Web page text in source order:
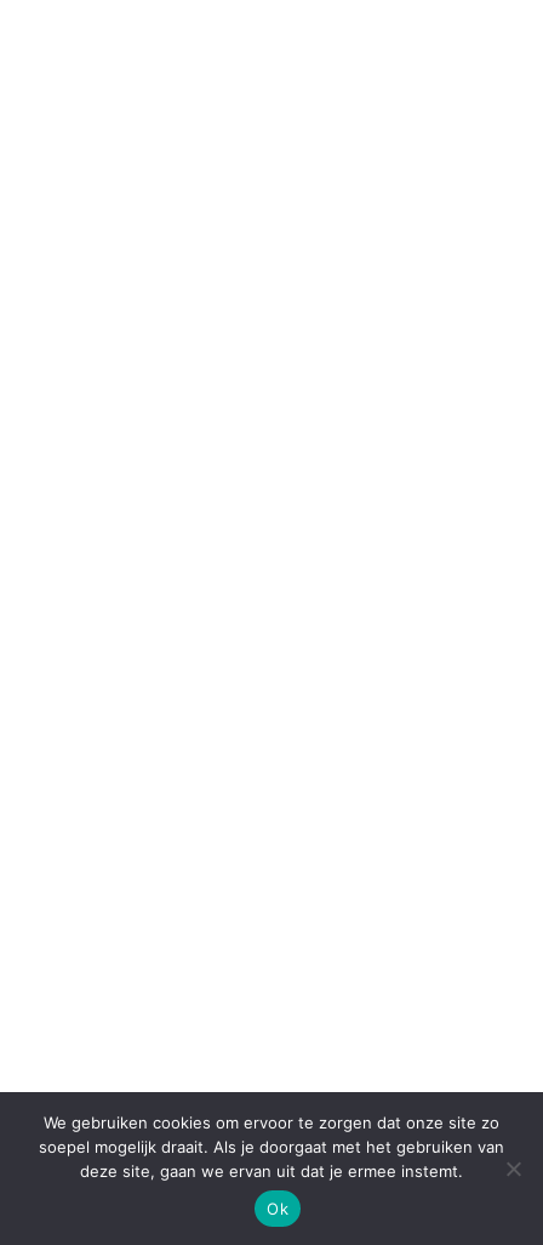
We gebruiken cookies om ervoor te zorgen dat onze site zo
soepel mogelijk draait. Als je doorgaat met het gebruiken van
deze site, gaan we ervan uit dat je ermee instemt.
Ok